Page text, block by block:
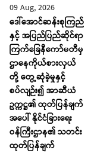
09 Aug, 2026
ဒေါ်အောင်ဆန်းစုကြည်
နှင့် အပြည်ပြည်ဆိုင်ရာ
ကြက်ခြေနီကော်မတီမှ
ဌာနေကိုယ်စားလှယ်
တို့ တွေ့ဆုံခဲ့မှုနှင့်
စပ်လျဉ်း၍ အာဆီယံ
ဥက္ကဋ္ဌ၏ ထုတ်ပြန်ချက်
အပေါ် နိုင်ငံခြားရေး
ဝန်ကြီးဌာန၏ သတင်း
ထုတ်ပြန်ချက်